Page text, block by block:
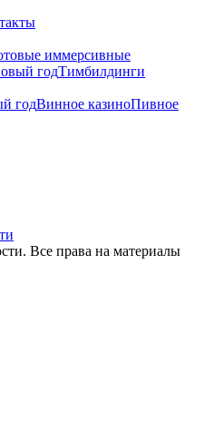
иммерсивные
годТимбилдинги
годВинное казиноПивное
Все права на материалы